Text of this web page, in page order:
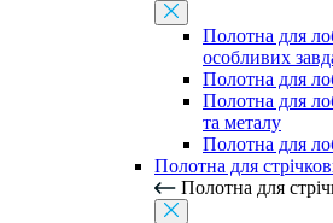
Полотна для
особливих
Полотна для
Полотна для
та металу
Полотна для
Полотна для
Полотна для